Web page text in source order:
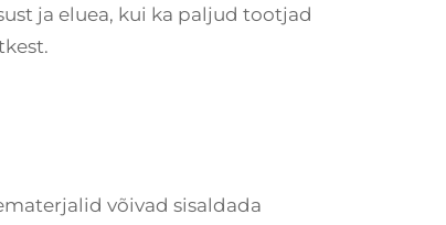
ja eluea, kui ka paljud tootjad
võivad sisaldada